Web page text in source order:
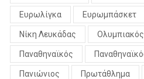
Ευρωλίγκα Ευρωμπάσκετ
Νίκη Λευκάδας Ολυμπιακός
Παναθηναϊκός
Πανιώνιος Πρωτάθλημα